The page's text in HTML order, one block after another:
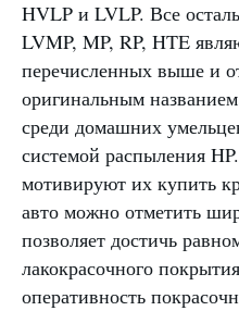
HVLP и LVLP. Все
LVMP, MP, RP, HTE
перечисленных выше и
оригинальным
среди домашних
системой распыления
мотивируют их купить
авто можно отметить
позволяет достичь
лакокрасочного
оперативность